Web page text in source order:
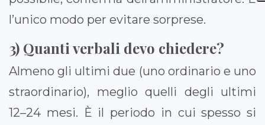
l’unico modo per evitare sorprese.
3) Quanti verbali devo chiedere?
Almeno gli ultimi due (uno ordinario e uno
straordinario), meglio quelli degli ultimi
12–24 mesi. È il periodo in cui spesso si